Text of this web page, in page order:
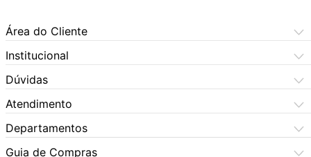
Área do Cliente
Meus Pedidos
Meus Dados
Institucional
Central de Atendimento
Dúvidas Frequentes
Formas de Pagamento
Política de Privacidade
Quem Somos
Dúvidas
Como Comprar
Dúvidas Frequentes
Política de Cookies
Atendimento
(11) 3060-6100
Segunda à sexta das 9h às 17:30h
Sábados das 9h às 17h
X5 Rua do Seminário
Departamentos
Automotivo
Guia de Compras